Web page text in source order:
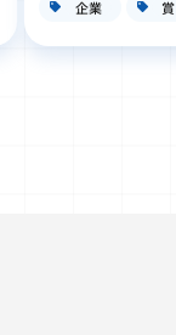
企業 賞